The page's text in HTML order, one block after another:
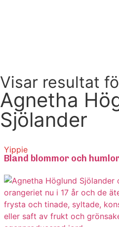
Visar resultat
Agnetha
Sjölander
Yippie
Bland blommor och